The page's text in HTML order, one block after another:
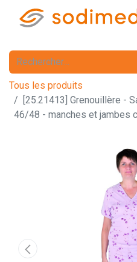
Tous les produits
[25.21413] Grenouillère -
46/48 - manches et jambes